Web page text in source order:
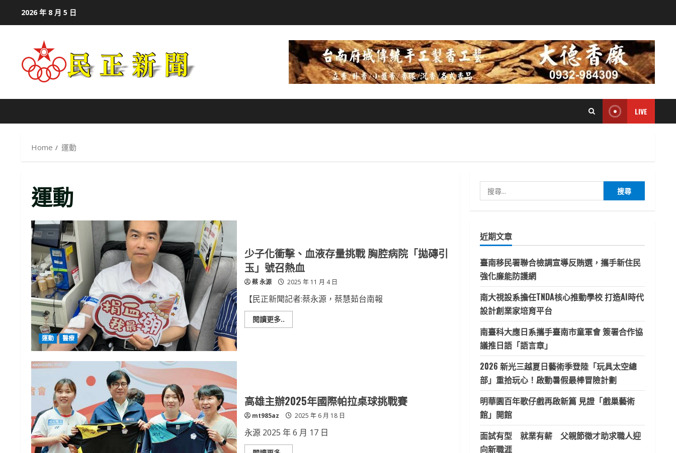
2026 年 8 月 5 日
LIVE
Home 運動
運動
運動 醫療
少子化衝擊、血液存量挑戰 胸腔病院「拋磚引
玉」號召熱血
蔡 永源 2025 年 11 月 4 日
【民正新聞記者:蔡永源，蔡慧茹台南報
閱讀更多..Read
more
量
挑
戰
胸
病
院
「拋
高雄主辦2025年國際帕拉桌球挑戰賽
mt985az 2025 年 6 月 18 日
永源 2025 年 6 月 17 日
尋
字:
近期文章
臺南移民署聯合檢調宣導反賄選，攜手新住民
強化廉能防護網
南大視設系擔任TNDA核心推動學校 打造AI時代
設計創業家培育平台
南臺科大應日系攜手臺南市童軍會 簽署合作協
議推日語「語言章」
2026 新光三越夏日藝術季登陸「玩具太空總
部」重拾玩心！啟動暑假最棒冒險計劃
明華園百年歌仔戲再啟新篇 見證「戲巢藝術
館」開館
面試有型 就業有薪 父親節徵才助求職人迎
向新職涯